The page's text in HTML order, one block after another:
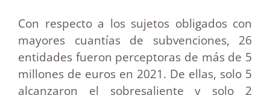
Con respecto a los sujetos obligados con
mayores cuantías de subvenciones, 26
entidades fueron perceptoras de más de 5
millones de euros en 2021. De ellas, solo 5
alcanzaron el sobresaliente y solo 2